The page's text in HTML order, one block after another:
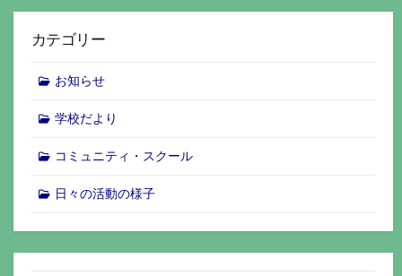
カテゴリー
お知らせ
学校だより
コミュニティ・スクール
日々の活動の様子